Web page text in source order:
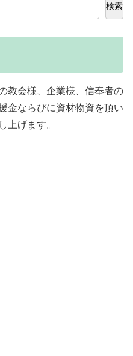
検索
教会様、企業様、信奉者の
金ならびに資材物資を頂い
上げます。